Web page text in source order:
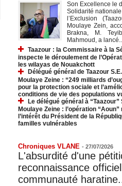
Son Excellence le
Solidarité
l’Exclusion
Moulaye Zein,
Brakna, M.
Mahmoud, a
Taazour : la Commissaire à la
inspecte le déroulement de
les wilayas de Nouakchott
Délégué général de Taazour
Moulaye Zeine : “249 milliards
pour la protection sociale et
conditions de vie des populations
Le délégué général à “Taazour”
Moulaye Zeine : l’opération
l’intérêt du Président de la
familles vulnérables
Chroniques VLANE - 27/07/2026
L'absurdité d'une
reconnaissance
communauté